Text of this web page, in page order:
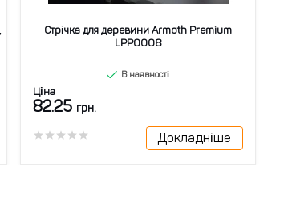
Стрічка для деревини Armoth Premium
LPP0008
В наявності
Ціна
82.25 грн.
Докладніше